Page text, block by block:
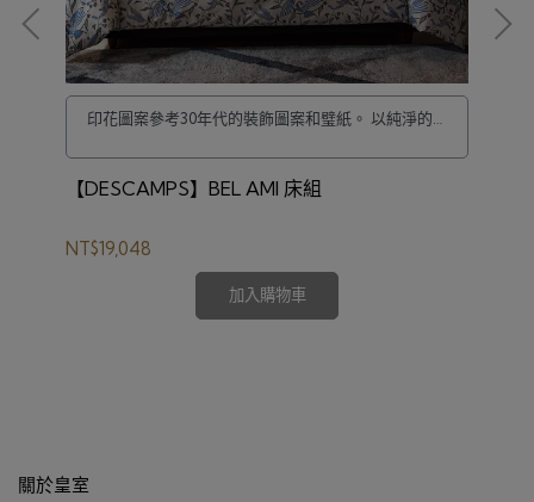
印花圖案參考30年代的裝飾圖案和璧紙。 以純淨的線
有詩意的植物。
【DESCAMPS】BEL AMI 床組
NT$19,048
加入購物車
關於皇室